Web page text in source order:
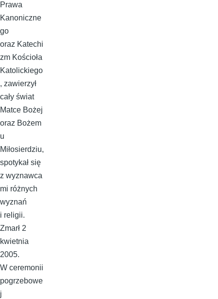
Prawa
Kanoniczne
go
oraz Katechi
zm Kościoła
Katolickiego
, zawierzył
cały świat
Matce Bożej
oraz Bożem
u
Miłosierdziu,
spotykał się
z wyznawca
mi różnych
wyznań
i religii.
Zmarł 2
kwietnia
2005.
W ceremonii
pogrzebowe
j